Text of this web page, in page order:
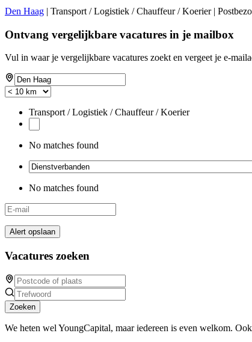
Den Haag | Transport / Logistiek / Chauffeur / Koerier |
Ontvang vergelijkbare vacatures in je mailbox
Vul in waar je vergelijkbare vacatures zoekt en vergeet je e-
Transport / Logistiek / Chauffeur / Koerier
No matches found
No matches found
Alert opslaan
Vacatures zoeken
Zoeken
We heten wel YoungCapital, maar iedereen is even welkom.